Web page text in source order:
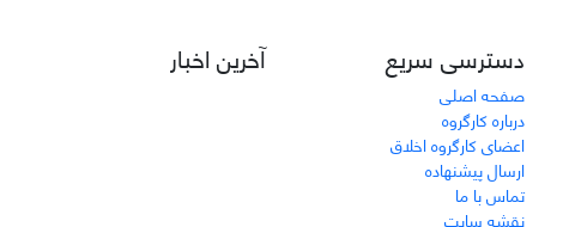
دسترسی سریع
صفحه اصلی
درباره کارگروه
اعضای کارگروه اخلاق
ارسال پیشنهاده
تماس با ما
نقشه سایت
آخرین اخبار